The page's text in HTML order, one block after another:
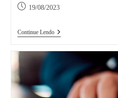
Post 19/08/2023
Continue LendoComo
Mais
Pela
ABNT?